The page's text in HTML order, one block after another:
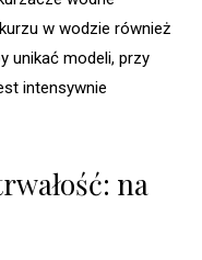
w wodzie również
unikać modeli, przy
intensywnie
na